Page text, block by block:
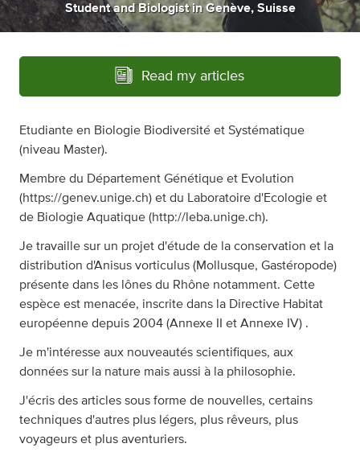
Student andBiologist inGenève, Suisse
Read my articles
Etudiante en Biologie Biodiversité et Systématique
(niveau Master).
Membre du Département Génétique et Evolution
(https://genev.unige.ch) et du Laboratoire d'Ecologie et
de Biologie Aquatique (http://leba.unige.ch).
Je travaille sur un projet d'étude de la conservation et la
distribution d'Anisus vorticulus (Mollusque, Gastéropode)
présente dans les lônes du Rhône notamment. Cette
espèce est menacée, inscrite dans la Directive Habitat
européenne depuis 2004 (Annexe II et Annexe IV) .
Je m'intéresse aux nouveautés scientifiques, aux
données sur la nature mais aussi à la philosophie.
J'écris des articles sous forme de nouvelles, certains
techniques d'autres plus légers, plus rêveurs, plus
voyageurs et plus aventuriers.